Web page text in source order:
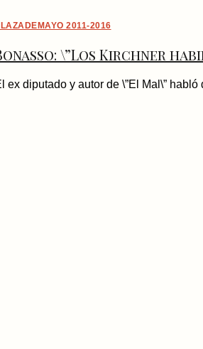
2011-2016
\”Los Kirchner
ex diputado y autor de \”El Mal\”